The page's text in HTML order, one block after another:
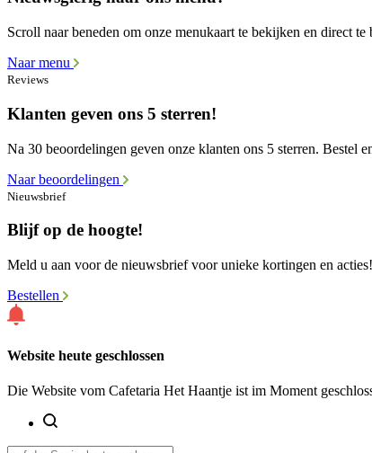
Scroll naar beneden om onze menukaart te bekijken en direct te
Naar menu
Reviews
Klanten geven ons 5 sterren!
Na 30 beoordelingen geven onze klanten ons 5 sterren. Bestel
Naar beoordelingen
Nieuwsbrief
Blijf op de hoogte!
Meld u aan voor de nieuwsbrief voor unieke kortingen en acties!
Bestellen
Website heute geschlossen
Die Website vom Cafetaria Het Haantje ist im Moment